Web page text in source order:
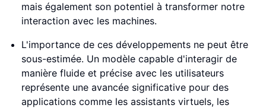
mais également son potentiel à transformer notre
interaction avec les machines.
L'importance de ces développements ne peut être
sous-estimée. Un modèle capable d'interagir de
manière fluide et précise avec les utilisateurs
représente une avancée significative pour des
applications comme les assistants virtuels, les